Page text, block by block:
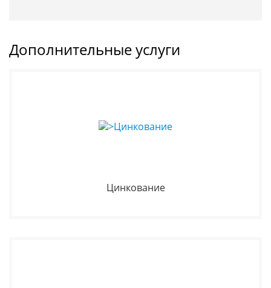
Дополнительные услуги
Цинкование